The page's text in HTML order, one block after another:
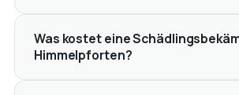
Was kostet eine
Himmelpforten?